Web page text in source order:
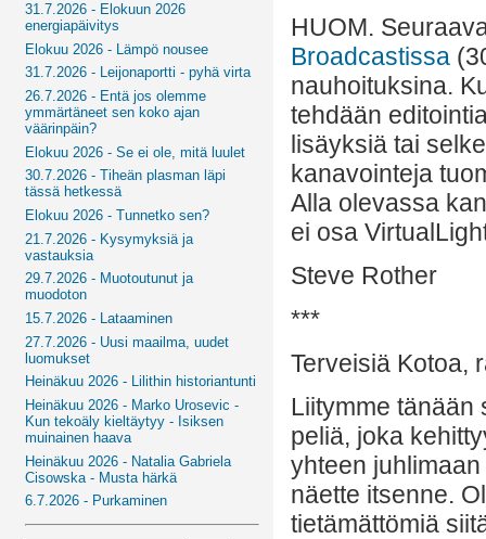
31.7.2026 - Elokuun 2026
energiapäivitys
Elokuu 2026 - Lämpö nousee
31.7.2026 - Leijonaportti - pyhä virta
26.7.2026 - Entä jos olemme
ymmärtäneet sen koko ajan
väärinpäin?
Elokuu 2026 - Se ei ole, mitä luulet
30.7.2026 - Tiheän plasman läpi
tässä hetkessä
Elokuu 2026 - Tunnetko sen?
21.7.2026 - Kysymyksiä ja
vastauksia
29.7.2026 - Muotoutunut ja
muodoton
15.7.2026 - Lataaminen
27.7.2026 - Uusi maailma, uudet
luomukset
Heinäkuu 2026 - Lilithin historiantunti
Heinäkuu 2026 - Marko Urosevic -
Kun tekoäly kieltäytyy - Isiksen
muinainen haava
Heinäkuu 2026 - Natalia Gabriela
Cisowska - Musta härkä
6.7.2026 - Purkaminen
HUOM.
Broadcastissa
nauhoituksina.
tehdään
lisäyksiä tai
kanavointeja
Alla olevassa
ei osa
Steve Rother
***
Terveisiä Kotoa,
Liitymme tänään
peliä, joka
yhteen
näette itsenne.
tietämättömiä